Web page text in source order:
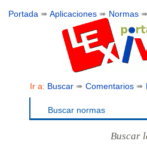
Portada ➠Aplicaciones ➠ Normas ➠
Ir a: Buscar➠ Comentarios➠
Buscar normas
Buscar